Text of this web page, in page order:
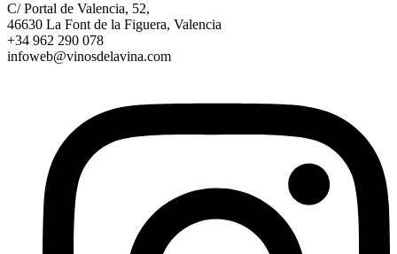
C/ Portal de Valencia, 52,
46630 La Font de la Figuera, Valencia
+34 962 290 078
infoweb@vinosdelavina.com